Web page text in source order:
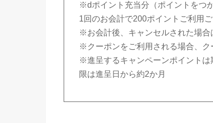
※dポイント充当分（ポイントをつ
1回のお会計で200ポイントご利用
※お会計後、キャンセルされた場合
※クーポンをご利用される場合、ク
※進呈するキャンペーンポイントは
限は進呈日から約2か月